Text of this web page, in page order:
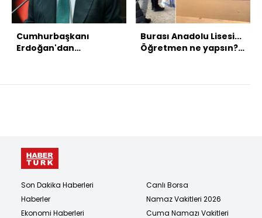
Cumhurbaşkanı
Erdoğan'dan
Burası Anadolu Lisesi...
Öğretmen ne yapsın?
Son Dakika Haberleri
Haberler
Ekonomi Haberleri
Canlı Borsa
Namaz Vakitleri 2026
Cuma Namazı Vakitleri